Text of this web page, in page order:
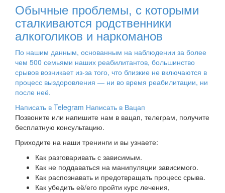
Обычные проблемы, с которыми
сталкиваются родственники
алкоголиков и наркоманов
По нашим данным, основанным на наблюдении за более
чем 500 семьями наших реабилитантов, большинство
срывов возникает из-за того, что близкие не включаются в
процесс выздоровления — ни во время реабилитации, ни
после неё.
Написать в Telegram Написать в Вацап
Позвоните или напишите нам в вацап, телеграм, получите
бесплатную консультацию.
Приходите на наши тренинги и вы узнаете:
Как разговаривать с зависимым.
Как не поддаваться на манипуляции зависимого.
Как распознавать и предотвращать процесс срыва.
Как убедить её/его пройти курс лечения,